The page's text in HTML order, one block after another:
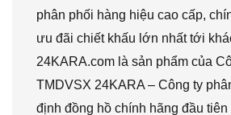
phân phối hàng hiệu cao cấp,
ưu đãi chiết khấu lớn nhất tới
24KARA.com là sản phẩm của
TMDVSX 24KARA – Công ty
định đồng hồ chính hãng đầu tiên